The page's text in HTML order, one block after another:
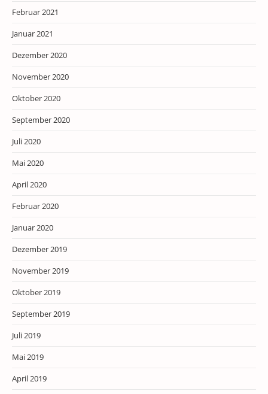
Februar 2021
Januar 2021
Dezember 2020
November 2020
Oktober 2020
September 2020
Juli 2020
Mai 2020
April 2020
Februar 2020
Januar 2020
Dezember 2019
November 2019
Oktober 2019
September 2019
Juli 2019
Mai 2019
April 2019